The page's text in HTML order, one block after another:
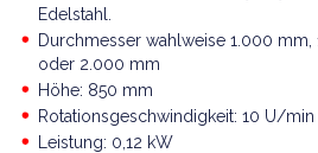
Edelstahl.
Durchmesser wahlweise 1.000 mm,
oder 2.000 mm
Höhe: 850 mm
Rotationsgeschwindigkeit: 10 U/min
Leistung: 0,12 kW